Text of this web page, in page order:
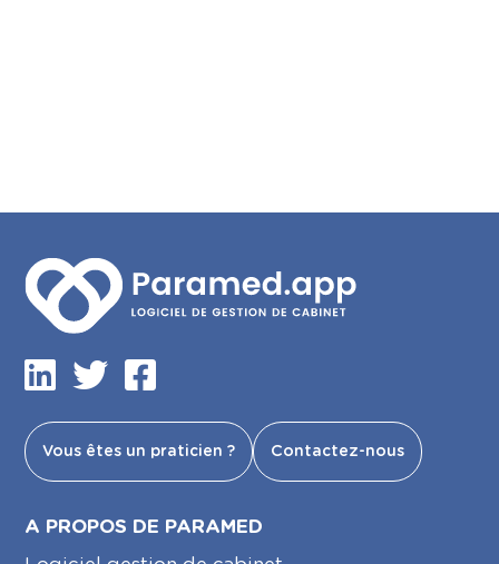
Vous êtes un praticien ? Contactez-nous
A PROPOS DE PARAMED